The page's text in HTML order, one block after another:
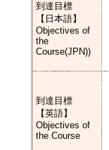
到達目標
【日本語】
Objectives of
the
Course(JPN))
到達目標
【英語】
Objectives of
the Course